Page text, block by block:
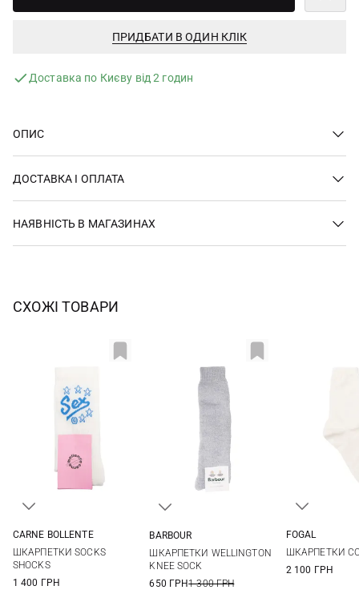
ПРИДБАТИ В ОДИН КЛІК
Доставка по Києву від 2 годин
ОПИС
ДОСТАВКА І ОПЛАТА
НАЯВНІСТЬ В МАГАЗИНАХ
СХОЖІ ТОВАРИ
CARNE BOLLENTE
ШКАРПЕТКИ SOCKS
SHOCKS
1 400 ГРН
BARBOUR
ШКАРПЕТКИ WELLINGTON
KNEE SOCK
650 ГРН1 300 ГРН
FOGAL
ШКАРПЕТКИ
2 100 ГРН